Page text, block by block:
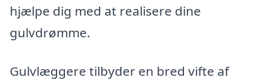
hjælpe dig med at realisere dine
gulvdrømme.
Gulvlæggere tilbyder en bred vifte af